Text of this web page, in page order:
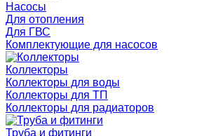
Насосы
Для отопления
Для ГВС
Комплектующие для насосов
Коллекторы
Коллекторы для воды
Коллекторы для ТП
Коллекторы для радиаторов
Труба и фитинги